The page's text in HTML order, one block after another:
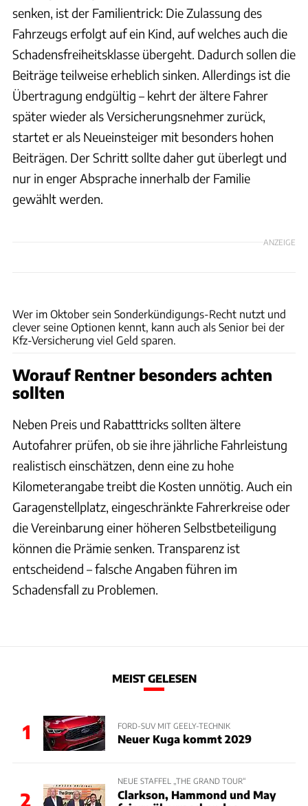
senken, ist der Familientrick: Die Zulassung des
Fahrzeugs erfolgt auf ein Kind, auf welches auch die
Schadensfreiheitsklasse übergeht. Dadurch sollen die
Beiträge teilweise erheblich sinken. Allerdings ist die
Übertragung endgültig – kehrt der ältere Fahrer
später wieder als Versicherungsnehmer zurück,
startet er als Neueinsteiger mit besonders hohen
Beiträgen. Der Schritt sollte daher gut überlegt und
nur in enger Absprache innerhalb der Familie
gewählt werden.
ANZEIGE
Wer im Oktober sein Sonderkündigungs-Recht nutzt und
clever seine Optionen kennt, kann auch als Senior bei der
Kfz-Versicherung viel Geld sparen.
Worauf Rentner besonders achten
sollten
Neben Preis und Rabatttricks sollten ältere
Autofahrer prüfen, ob sie ihre jährliche Fahrleistung
realistisch einschätzen, denn eine zu hohe
Kilometerangabe treibt die Kosten unnötig. Auch ein
Garagenstellplatz, eingeschränkte Fahrerkreise oder
die Vereinbarung einer höheren Selbstbeteiligung
können die Prämie senken. Transparenz ist
entscheidend – falsche Angaben führen im
Schadensfall zu Problemen.
MEIST GELESEN
1 FORD-SUV MIT GEELY-TECHNIK
Neuer Kuga kommt 2029
2
NEUE STAFFEL „THE GRAND TOUR“
Clarkson, Hammond und May